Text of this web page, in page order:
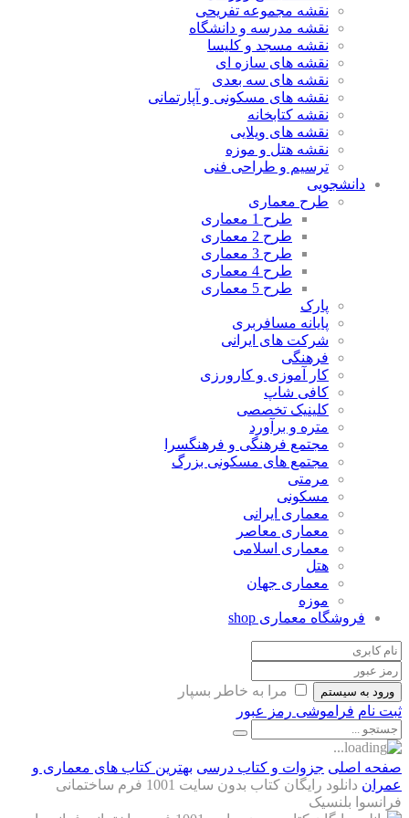
نقشه مجموعه تفریحی
نقشه مدرسه و دانشگاه
نقشه مسجد و کلیسا
نقشه های سازه ای
نقشه های سه بعدی
نقشه های مسکونی و آپارتمانی
نقشه کتابخانه
نقشه های ویلایی
نقشه هتل و موزه
ترسیم و طراحی فنی
طرح معماری
پایانه مسافربری
شرکت های ایرانی
کار آموزی و کارورزی
کافی شاپ
کلینیک تخصصی
متره و برآورد
مجتمع فرهنگی و فرهنگسرا
مجتمع های مسکونی بزرگ
مسکونی
معماری ایرانی
معماری معاصر
معماری اسلامی
معماری جهان
معماریshop
مرا به خاطر بسپار
رمز عبور
جزوات و کتاب درسی بهترین کتاب های معماری و
دانلود رایگان کتاب بدون سایت 1001 فرم ساختمانی